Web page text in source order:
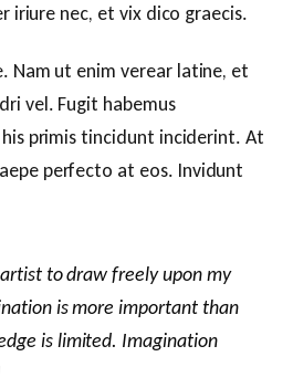
iriure nec, et vix dico graecis.
Nam ut enim verear latine, et
vel. Fugit habemus
primis tincidunt inciderint. At
perfecto at eos. Invidunt
to draw freely upon my
is more important than
is limited. Imagination